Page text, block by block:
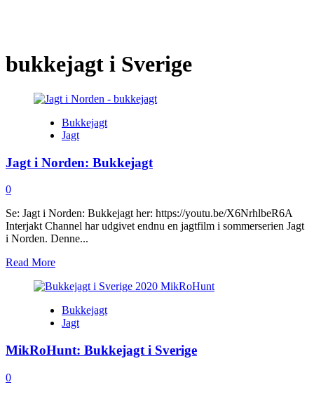
bukkejagt i Sverige
Bukkejagt
Jagt
Jagt i Norden: Bukkejagt
0
Se: Jagt i Norden: Bukkejagt her: https://youtu.be/X6NrhlbeR6A
Interjakt Channel har udgivet endnu en jagtfilm i sommerserien Jagt
i Norden. Denne...
Read MoreRead
about
Norden:
Bukkejagt
Jagt
MikRoHunt: Bukkejagt i Sverige
0